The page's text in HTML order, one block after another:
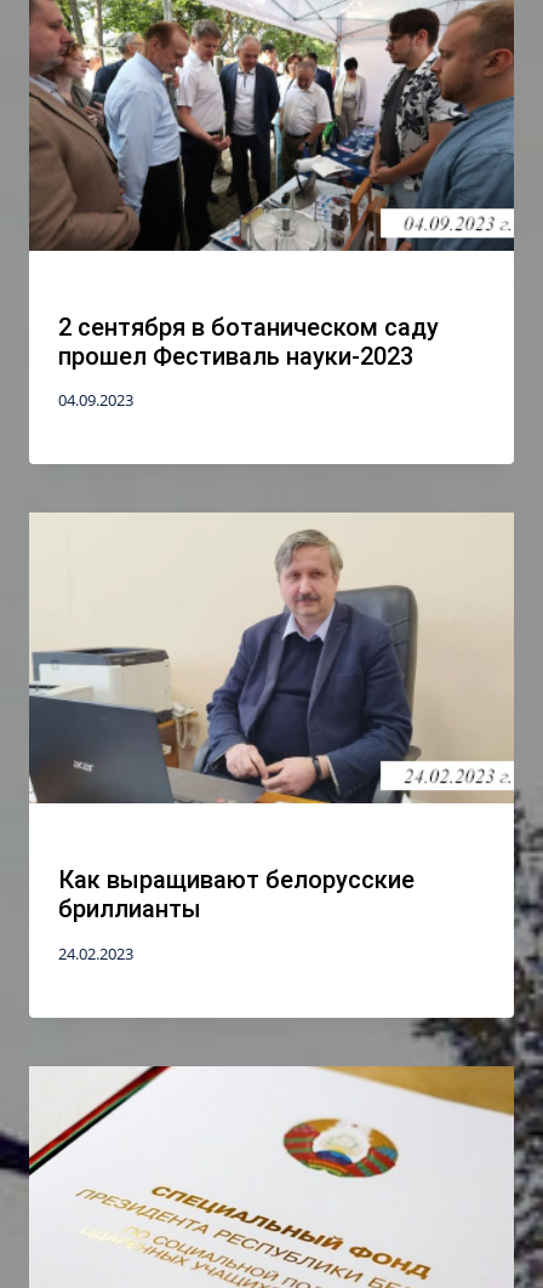
2 сентября в ботаническом саду
прошел Фестиваль науки-2023
04.09.2023
Как выращивают белорусские
бриллианты
24.02.2023